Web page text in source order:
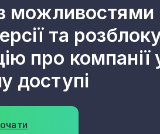
можливостями
та
про компанії
доступі